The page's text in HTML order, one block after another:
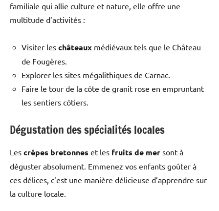
familiale qui allie culture et nature, elle offre une
multitude d’activités :
Visiter les châteaux médiévaux tels que le Château
de Fougères.
Explorer les sites mégalithiques de Carnac.
Faire le tour de la côte de granit rose en empruntant
les sentiers côtiers.
Dégustation des spécialités locales
Les crêpes bretonnes et les fruits de mer sont à
déguster absolument. Emmenez vos enfants goûter à
ces délices, c’est une manière délicieuse d’apprendre sur
la culture locale.